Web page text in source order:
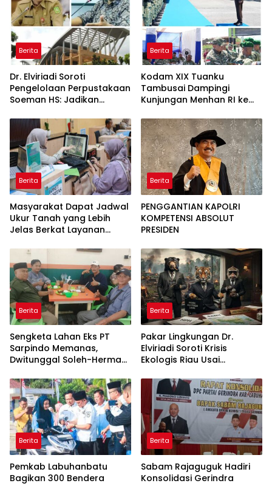
Berita
Dr. Elviriadi Soroti
Pengelolaan Perpustakaan
Soeman HS: Jadikan
Kawah Candradimuka
Intelektual
Berita
Kodam XIX Tuanku
Tambusai Dampingi
Kunjungan Menhan RI ke
Perkuat Pembangunan
Satuan
Berita
Masyarakat Dapat Jadwal
Ukur Tanah yang Lebih
Jelas Berkat Layanan
Berita
PENGGANTIAN KAPOLRI
KOMPETENSI ABSOLUT
PRESIDEN
Berita
Sengketa Lahan Eks PT
Sarpindo Memanas,
Dwitunggal Soleh-Herman
ke Pulau Rupat
Berita
Pakar Lingkungan Dr.
Elviriadi Soroti Krisis
Ekologis Riau Usai
Monyet, Harimau, dan
Beruang Terhadap Warga
Berita
Pemkab Labuhanbatu
Bagikan 300 Bendera
Berita
Sabam Rajaguguk Hadiri
Konsolidasi Gerindra